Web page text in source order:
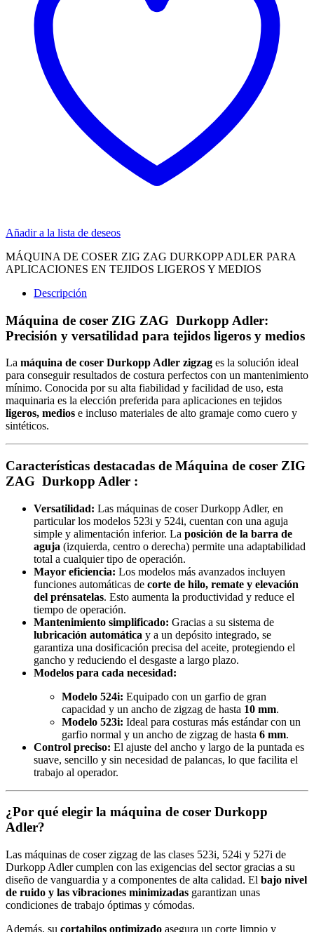
Añadir a la lista de deseos
MÁQUINA DE COSER ZIG ZAG DURKOPP ADLER PARA
APLICACIONES EN TEJIDOS LIGEROS Y MEDIOS
Descripción
Máquina de coser ZIG ZAG Durkopp Adler:
Precisión y versatilidad para tejidos ligeros y medios
La máquina de coser Durkopp Adler zigzag es la solución ideal
para conseguir resultados de costura perfectos con un mantenimiento
mínimo. Conocida por su alta fiabilidad y facilidad de uso, esta
maquinaria es la elección preferida para aplicaciones en tejidos
ligeros, medios e incluso materiales de alto gramaje como cuero y
sintéticos.
Características destacadas de Máquina de coser ZIG
ZAG Durkopp Adler :
Versatilidad: Las máquinas de coser Durkopp Adler, en
particular los modelos 523i y 524i, cuentan con una aguja
simple y alimentación inferior. La posición de la barra de
aguja (izquierda, centro o derecha) permite una adaptabilidad
total a cualquier tipo de operación.
Mayor eficiencia: Los modelos más avanzados incluyen
funciones automáticas de corte de hilo, remate y elevación
del prénsatelas. Esto aumenta la productividad y reduce el
tiempo de operación.
Mantenimiento simplificado: Gracias a su sistema de
lubricación automática y a un depósito integrado, se
garantiza una dosificación precisa del aceite, protegiendo el
gancho y reduciendo el desgaste a largo plazo.
Modelos para cada necesidad:
Modelo 524i: Equipado con un garfio de gran
capacidad y un ancho de zigzag de hasta 10 mm.
Modelo 523i: Ideal para costuras más estándar con un
garfio normal y un ancho de zigzag de hasta 6 mm.
Control preciso: El ajuste del ancho y largo de la puntada es
suave, sencillo y sin necesidad de palancas, lo que facilita el
trabajo al operador.
¿Por qué elegir la máquina de coser Durkopp
Adler?
Las máquinas de coser zigzag de las clases 523i, 524i y 527i de
Durkopp Adler cumplen con las exigencias del sector gracias a su
diseño de vanguardia y a componentes de alta calidad. El bajo nivel
de ruido y las vibraciones minimizadas garantizan unas
condiciones de trabajo óptimas y cómodas.
Además, su cortahilos optimizado asegura un corte limpio y